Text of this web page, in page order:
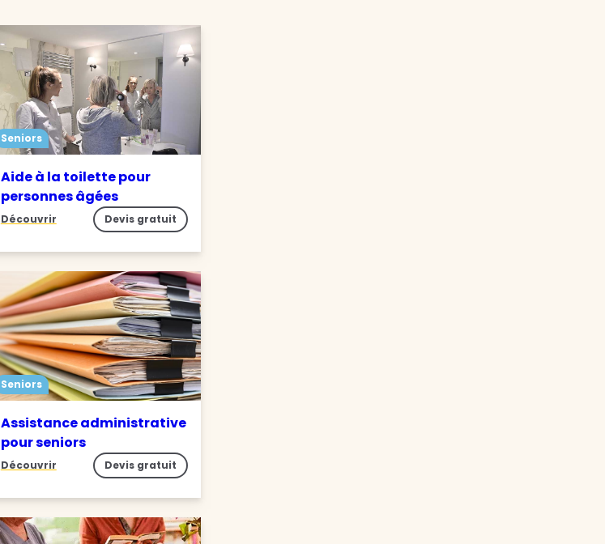
Seniors
Aide à la toilette pour
personnes âgées
Découvrir Devis gratuit
Seniors
Assistance administrative
pour seniors
Découvrir Devis gratuit